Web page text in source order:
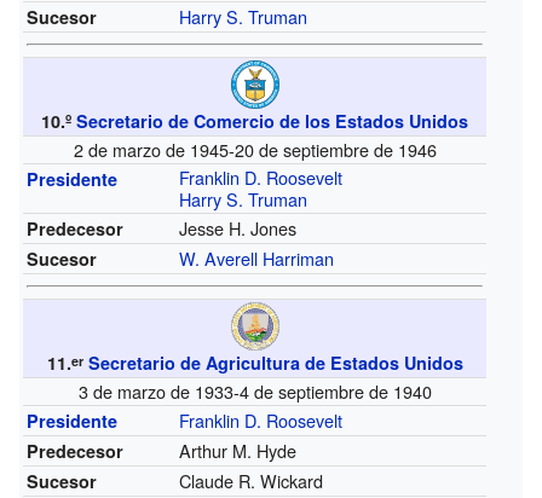
Sucesor Harry S. Truman
10.ºSecretario de Comercio de los Estados Unidos
2 de marzo de 1945-20 de septiembre de 1946
Presidente
Franklin D. Roosevelt
Harry S. Truman
Predecesor Jesse H. Jones
Sucesor W. Averell Harriman
11.er Secretario de Agricultura de Estados Unidos
3 de marzo de 1933-4 de septiembre de 1940
Presidente Franklin D. Roosevelt
Predecesor Arthur M. Hyde
Sucesor Claude R. Wickard